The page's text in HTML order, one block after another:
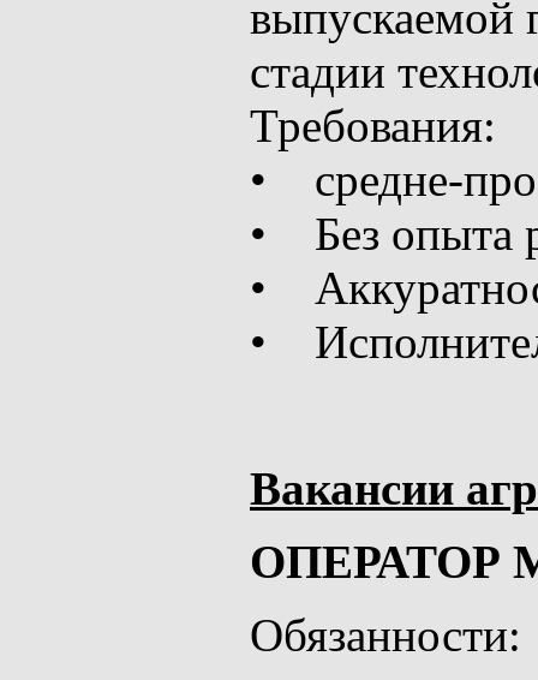
выпускаемой
стадии
Требования:
• средне-
• Без опыта
•
•
Вакансии
Обязанности: